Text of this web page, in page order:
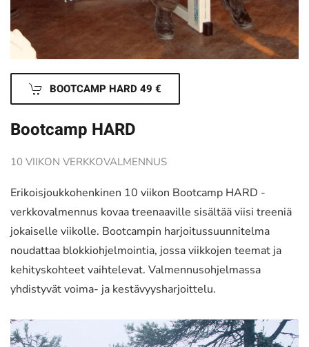
BOOTCAMP HARD 49 €
Bootcamp HARD
10 VIIKON VERKKOVALMENNUS
Erikoisjoukkohenkinen 10 viikon Bootcamp HARD -
verkkovalmennus kovaa treenaaville sisältää viisi treeniä
jokaiselle viikolle. Bootcampin harjoitussuunnitelma
noudattaa blokkiohjelmointia, jossa viikkojen teemat ja
kehityskohteet vaihtelevat. Valmennusohjelmassa
yhdistyvät voima- ja kestävyysharjoittelu.